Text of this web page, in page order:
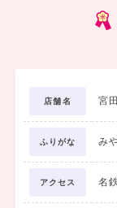
お出かけはもちろ
レンタルご成約順
ます。
是非ご試着にご来
店舗名 宮
ふりがな み
アクセス 名